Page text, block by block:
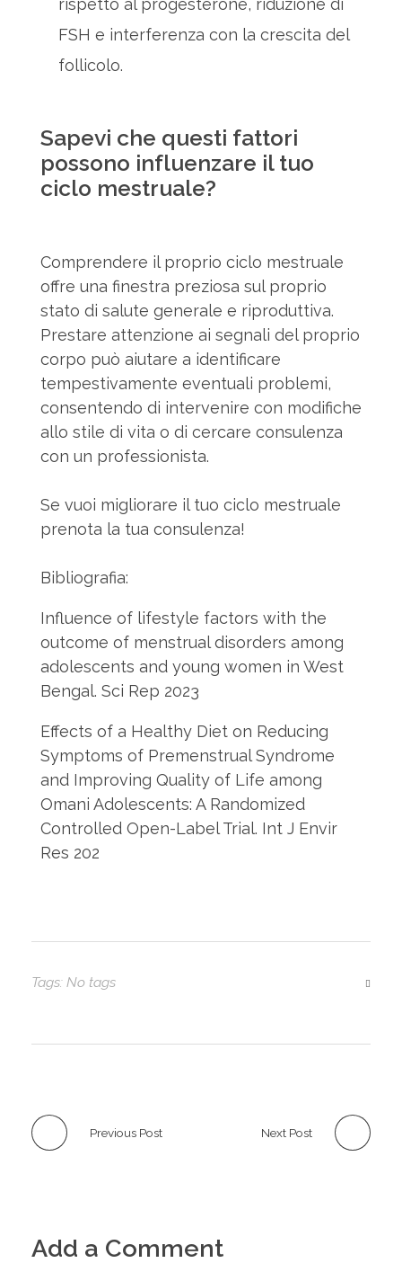
rispetto al progesterone, riduzione di
FSH e interferenza con la crescita del
follicolo.
Sapevi che questi fattori
possono influenzare il tuo
ciclo mestruale?
Comprendere il proprio ciclo mestruale
offre una finestra preziosa sul proprio
stato di salute generale e riproduttiva.
Prestare attenzione ai segnali del proprio
corpo può aiutare a identificare
tempestivamente eventuali problemi,
consentendo di intervenire con modifiche
allo stile di vita o di cercare consulenza
con un professionista.
Se vuoi migliorare il tuo ciclo mestruale
prenota la tua consulenza!
Bibliografia:
Influence of lifestyle factors with the
outcome of menstrual disorders among
adolescents and young women in West
Bengal. Sci Rep 2023
Effects of a Healthy Diet on Reducing
Symptoms of Premenstrual Syndrome
and Improving Quality of Life among
Omani Adolescents: A Randomized
Controlled Open-Label Trial. Int J Envir
Res 202
Tags: No tags
Previous Post Next Post
Add a Comment